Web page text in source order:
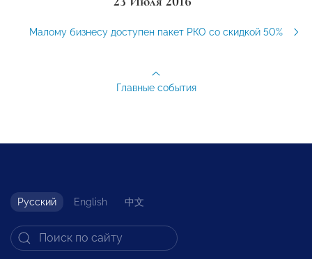
Малому бизнесу доступен пакет РКО со скидкой 50%
Главные события
Русский English 中文